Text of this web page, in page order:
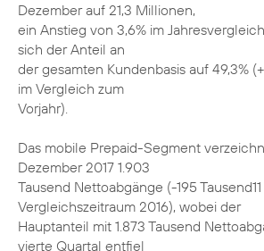
Dezember auf 21,3 Millionen,
ein Anstieg von 3,6% im
sich der Anteil an
der gesamten Kundenbasis auf 49,3%
im Vergleich zum
Vorjahr).
Das mobile Prepaid-Segment
Dezember 2017 1.903
Tausend Nettoabgänge (-195
Vergleichszeitraum 2016), wobei der
Hauptanteil mit 1.873 Tausend
vierte Quartal entfiel